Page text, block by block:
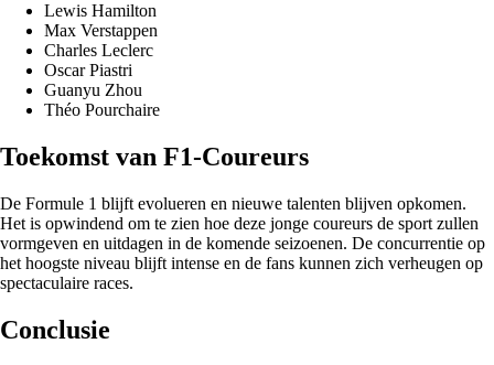
Lewis Hamilton
Max Verstappen
Charles Leclerc
Oscar Piastri
Guanyu Zhou
Théo Pourchaire
Toekomst van F1-Coureurs
De Formule 1 blijft evolueren en nieuwe talenten blijven opkomen.
Het is opwindend om te zien hoe deze jonge coureurs de sport zullen
vormgeven en uitdagen in de komende seizoenen. De concurrentie op
het hoogste niveau blijft intense en de fans kunnen zich verheugen op
spectaculaire races.
Conclusie